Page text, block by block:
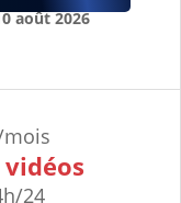
24
août 2026